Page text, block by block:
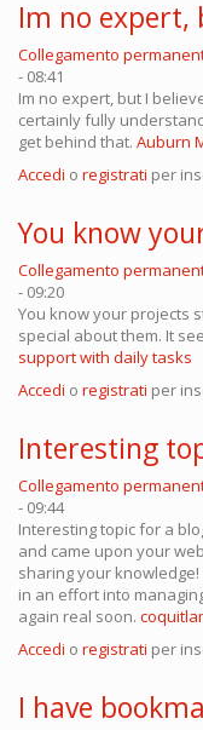
Im no expert,
Collegamento
- 08:41
Im no expert, but I
certainly fully
get behind that. Auburn
Accedi o registrati per
You know
Collegamento
- 09:20
You know your projects
special about them. It
support with daily tasks
Accedi o registrati per
Interesting
Collegamento
- 09:44
Interesting topic for a
and came upon your
sharing your
in an effort into
again real soon.
Accedi o registrati per
I have